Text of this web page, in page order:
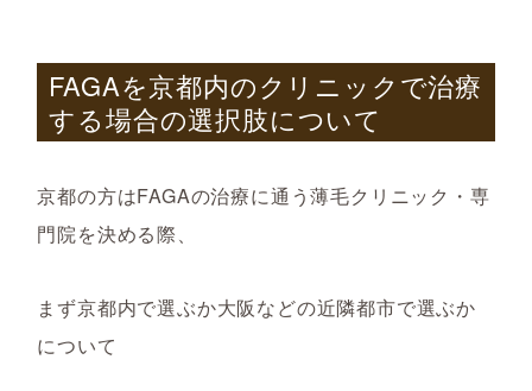
FAGAを京都内のクリニックで治療
する場合の選択肢について
京都の方はFAGAの治療に通う薄毛クリニック・専
門院を決める際、
まず京都内で選ぶか大阪などの近隣都市で選ぶか
について